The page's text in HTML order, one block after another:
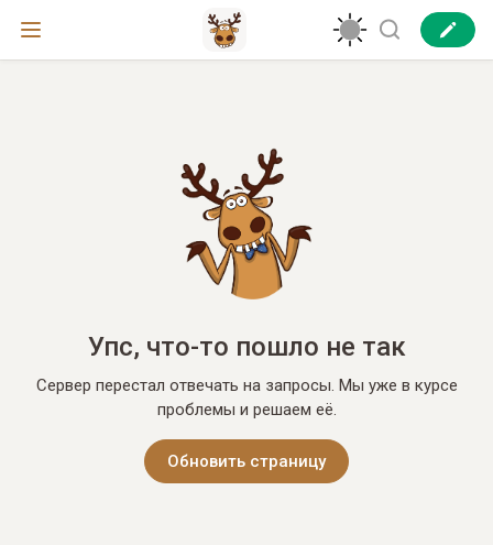
Упс, что-то пошло не так
Сервер перестал отвечать на запросы. Мы уже в курсе
проблемы и решаем её.
Обновить страницу